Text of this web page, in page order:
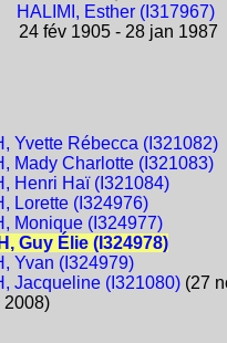
HALIMI, Esther (I317967)
24 fév 1905 - 28 jan 1987
Yvette Rébecca (I321082)
Mady Charlotte (I321083)
Henri Haï (I321084)
Lorette (I324976)
Monique (I324977)
Guy Élie (I324978)
Yvan (I324979)
Jacqueline (I321080)(27
2008)